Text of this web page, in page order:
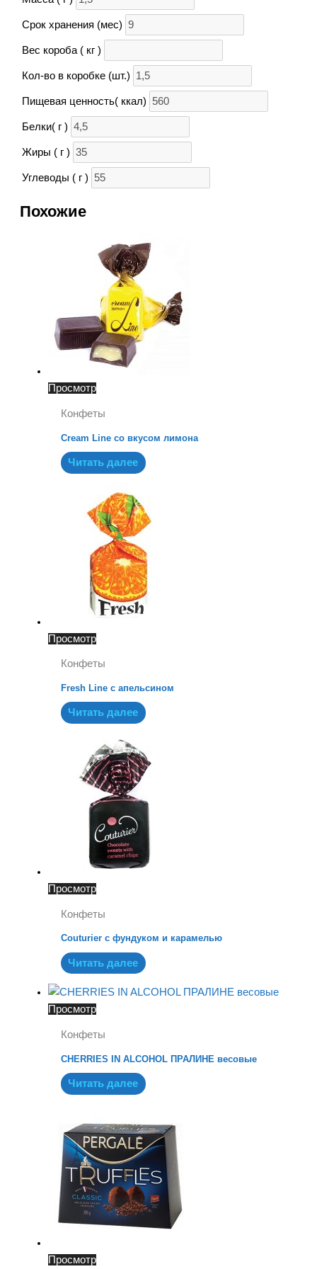
Срок хранения (мес)
Вес короба ( кг )
Кол-во в коробке (шт.)
Пищевая ценность( ккал)
Белки( г )
Жиры ( г )
Углеводы ( г )
Похожие
Просмотр
Конфеты
Cream Line со вкусом лимона
Читать далее
Просмотр
Конфеты
Fresh Line с апельсином
Читать далее
Просмотр
Конфеты
Couturier с фундуком и карамелью
Читать далее
Просмотр
Конфеты
CHERRIES IN ALCOHOL ПРАЛИНЕ весовые
Читать далее
Просмотр